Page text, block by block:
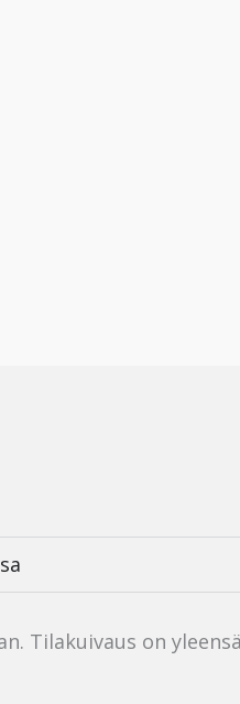
Tilakuivaus on